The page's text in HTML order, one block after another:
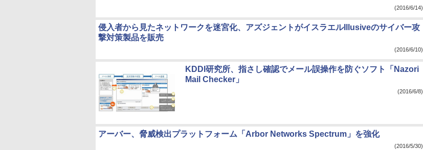
(2016/6/14)
侵入者から見たネットワークを迷宮化、アズジェントがイスラエルIllusiveのサイバー攻
撃対策製品を販売
(2016/6/10)
KDDI研究所、指さし確認でメール誤操作を防ぐソフト「Nazori
Mail Checker」
(2016/6/8)
アーバー、脅威検出プラットフォーム「Arbor Networks Spectrum」を強化
(2016/5/30)